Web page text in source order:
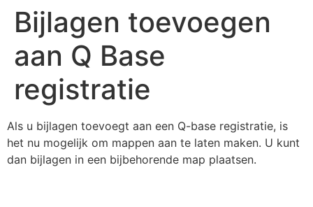
Bijlagen toevoegen
aan Q Base
registratie
Als u bijlagen toevoegt aan een Q-base registratie, is
het nu mogelijk om mappen aan te laten maken. U kunt
dan bijlagen in een bijbehorende map plaatsen.